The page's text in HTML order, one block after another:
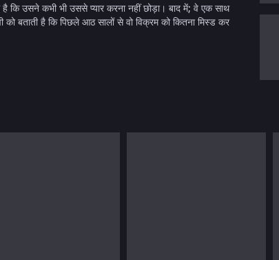
कि उसने कभी भी उससे प्यार करना नहीं छोड़ा। बाद में; वे एक साथ
को बताती है कि पिछले आठ सालों से वो विक्रम को कितना मिस्ड कर